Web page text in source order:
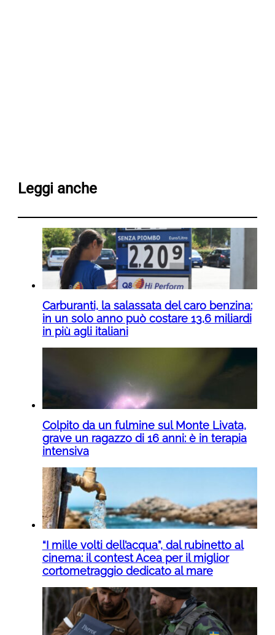
Leggi anche
Carburanti, la salassata del caro benzina:
in un solo anno può costare 13,6 miliardi
in più agli italiani
Colpito da un fulmine sul Monte Livata,
grave un ragazzo di 16 anni: è in terapia
intensiva
“I mille volti dell’acqua”, dal rubinetto al
cinema: il contest Acea per il miglior
cortometraggio dedicato al mare